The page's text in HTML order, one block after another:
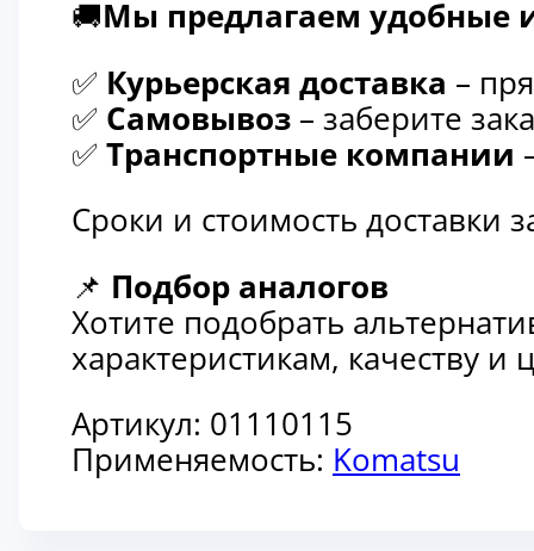
🚚Мы предлагаем удобные
✅ Курьерская доставка –
✅ Самовывоз – заберите
✅ Транспортные компании
Сроки и стоимость доставки
📌 Подбор аналогов
Хотите подобрать
характеристикам, качеству
Артикул: 01110115
Применяемость: Komatsu